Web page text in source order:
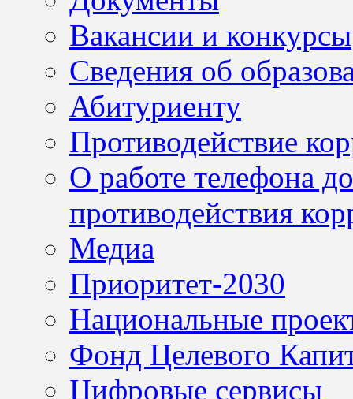
Вакансии и конкурсы
Сведения об
Абитуриенту
Противодействие
О работе телефона
противодействия
Медиа
Приоритет-2030
Национальные
Фонд Целевого
Цифровые сервисы